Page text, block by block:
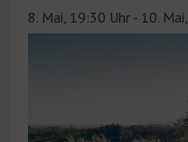
8. Mai, 19:30 Uhr - 10.